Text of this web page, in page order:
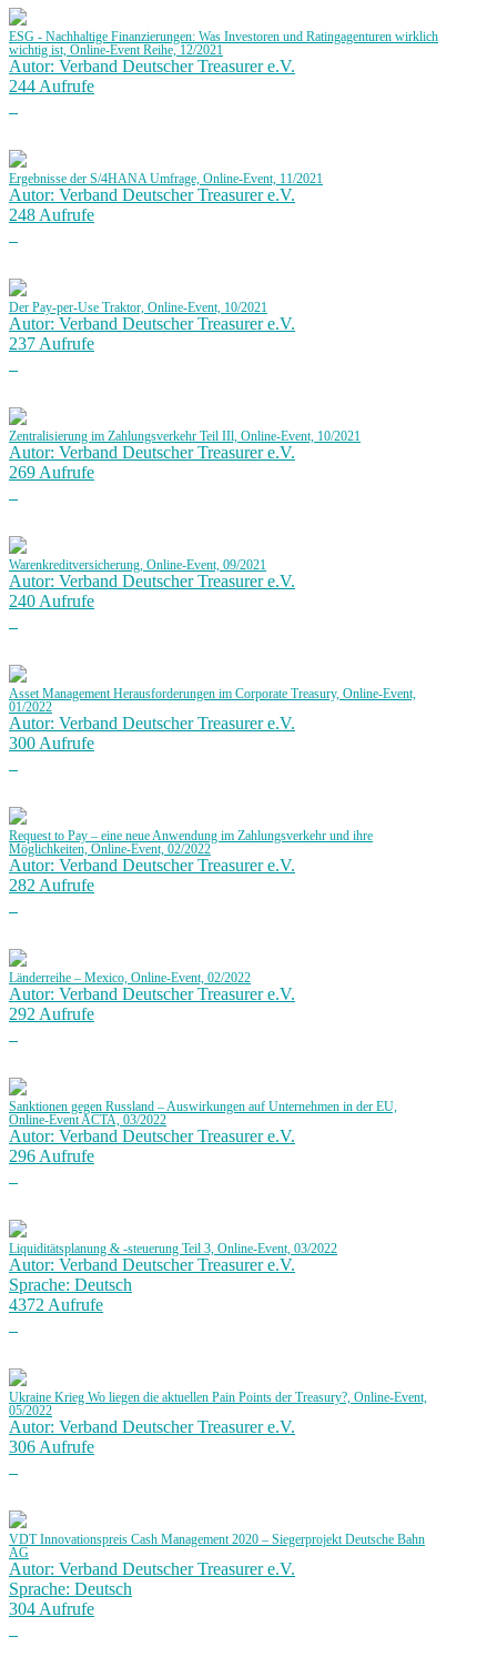
ESG - Nachhaltige Finanzierungen: Was Investoren und Ratingagenturen wirklich
wichtig ist, Online-Event Reihe, 12/2021
Autor: Verband Deutscher Treasurer e.V.
244 Aufrufe
Ergebnisse der S/4HANA Umfrage, Online-Event, 11/2021
Autor: Verband Deutscher Treasurer e.V.
248 Aufrufe
Der Pay-per-Use Traktor, Online-Event, 10/2021
Autor: Verband Deutscher Treasurer e.V.
237 Aufrufe
Zentralisierung im Zahlungsverkehr Teil IIl, Online-Event, 10/2021
Autor: Verband Deutscher Treasurer e.V.
269 Aufrufe
Warenkreditversicherung, Online-Event, 09/2021
Autor: Verband Deutscher Treasurer e.V.
240 Aufrufe
Asset Management Herausforderungen im Corporate Treasury, Online-Event,
01/2022
Autor: Verband Deutscher Treasurer e.V.
300 Aufrufe
Request to Pay – eine neue Anwendung im Zahlungsverkehr und ihre
Möglichkeiten, Online-Event, 02/2022
Autor: Verband Deutscher Treasurer e.V.
282 Aufrufe
Länderreihe – Mexico, Online-Event, 02/2022
Autor: Verband Deutscher Treasurer e.V.
292 Aufrufe
Sanktionen gegen Russland – Auswirkungen auf Unternehmen in der EU,
Online-Event ACTA, 03/2022
Autor: Verband Deutscher Treasurer e.V.
296 Aufrufe
Liquiditätsplanung & -steuerung Teil 3, Online-Event, 03/2022
Autor: Verband Deutscher Treasurer e.V.
Sprache: Deutsch
4372 Aufrufe
Ukraine Krieg Wo liegen die aktuellen Pain Points der Treasury?, Online-Event,
05/2022
Autor: Verband Deutscher Treasurer e.V.
306 Aufrufe
VDT Innovationspreis Cash Management 2020 – Siegerprojekt Deutsche Bahn
AG
Autor: Verband Deutscher Treasurer e.V.
Sprache: Deutsch
304 Aufrufe